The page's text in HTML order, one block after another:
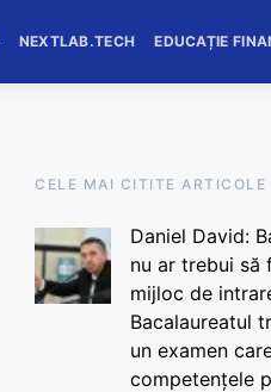
NEXTLAB.TECH EDUCAȚIE
CELE MAI CITITE ARTICOLE
Daniel David:
nu ar trebui să
mijloc de
Bacalaureatul
un examen
competențele